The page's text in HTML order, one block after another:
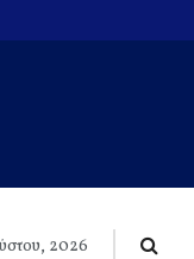
2026